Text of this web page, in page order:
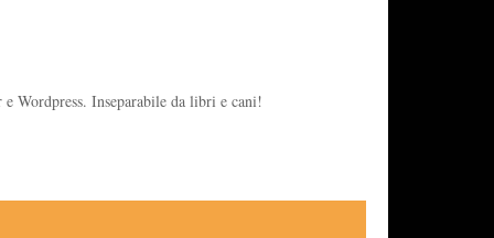
Wordpress. Inseparabile da libri e cani!